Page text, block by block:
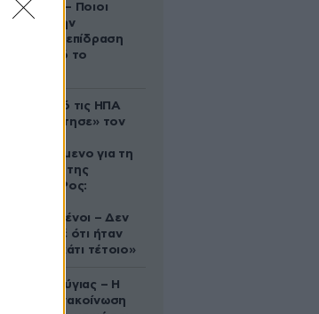
ανατροπές – Ποιοι
δέχονται την
ευεργετική επίδραση
του Δία από το
Ζευγάρι από τις ΗΠΑ
που «υιοθέτησε» τον
κατηγορούμενο για τη
δολοφονία της
Ελίζαμπεθ Ρος:
συντετριμμένοι – Δεν
έδειξε ποτέ ότι ήταν
ικανός για κάτι τέτοιο»
Χρίστος Κούγιας – Η
αυστηρή ανακοίνωση